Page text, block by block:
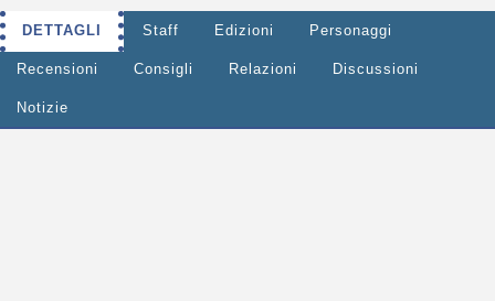
DETTAGLI Staff Edizioni Personaggi
Recensioni Consigli Relazioni Discussioni
Notizie